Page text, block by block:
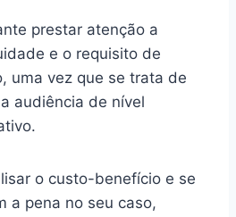
prestar atenção a
e o requisito de
uma vez que se trata de
audiência de nível
o custo-benefício e se
a pena no seu caso,